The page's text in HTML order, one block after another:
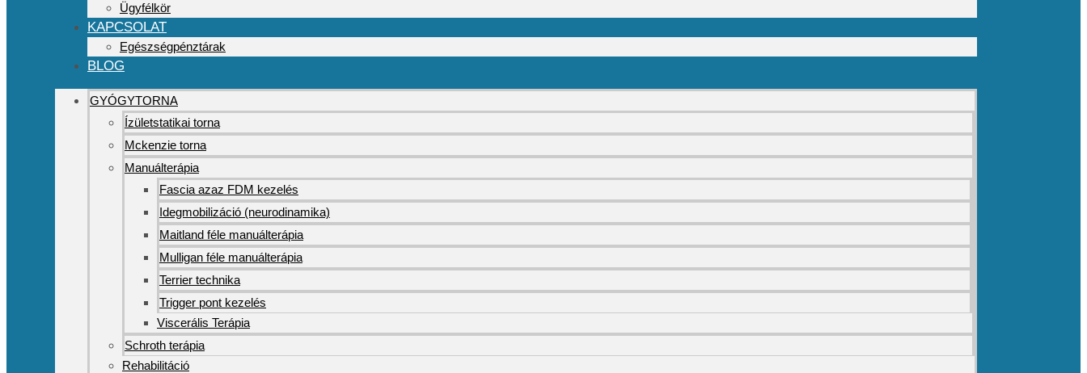
Ügyfélkör
KAPCSOLAT
Egészségpénztárak
BLOG
GYÓGYTORNA
Ízületstatikai torna
Mckenzie torna
Manuálterápia
Fascia azaz FDM kezelés
Idegmobilizáció (neurodinamika)
Maitland féle manuálterápia
Mulligan féle manuálterápia
Terrier technika
Trigger pont kezelés
Viscerális Terápia
Schroth terápia
Rehabilitáció